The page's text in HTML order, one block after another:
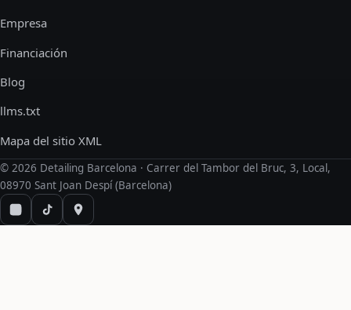
Empresa
Financiación
Blog
llms.txt
Mapa del sitio XML
© 2026 Detailing Barcelona · Carrer del Tambor del Bruc, 3, Local,
08970 Sant Joan Despí (Barcelona)